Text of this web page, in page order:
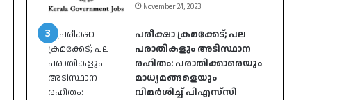
November 24, 2023
പരീക്ഷാ ക്രമക്കേട്; പല
പരാതികളും അടിസ്ഥാന
രഹിതം: പരാതിക്കാരെയും
മാധ്യമങ്ങളെയും
വിമര്‍ശിച്ച് പിഎസ്‌സി